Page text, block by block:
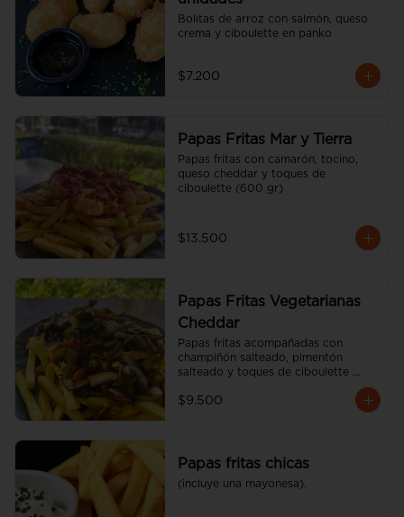
Bolitas de arroz con salmón, queso
crema y ciboulette en panko
$7.200
Papas Fritas Mar y Tierra
Papas fritas con camarón, tocino,
queso cheddar y toques de
ciboulette (600 gr)
$13.500
Papas Fritas Vegetarianas
Cheddar
Papas fritas acompañadas con
champiñón salteado, pimentón
salteado y toques de ciboulette
$9.500
Papas fritas chicas
(incluye una mayonesa).